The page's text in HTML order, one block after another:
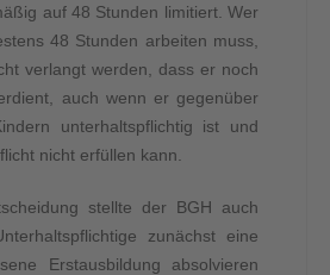
auf 48 Stunden limitiert. Wer
48 Stunden arbeiten muss,
verlangt werden, dass er noch
auch wenn er gegenüber
unterhaltspflichtig ist und
nicht erfüllen kann.
stellte der BGH auch
zunächst eine
Erstausbildung absolvieren